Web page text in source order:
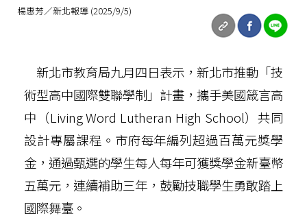
楊惠芳／新北報導 (2025/9/5)
新北市教育局九月四日表示，新北市推動「技
術型高中國際雙聯學制」計畫，攜手美國箴言高
中（Living Word Lutheran High School）共同
設計專屬課程。市府每年編列超過百萬元獎學
金，通過甄選的學生每人每年可獲獎學金新臺幣
五萬元，連續補助三年，鼓勵技職學生勇敢踏上
國際舞臺。